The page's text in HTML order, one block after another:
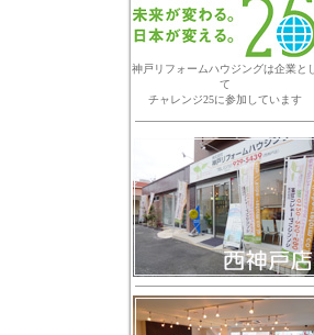
神戸リフォームハウジングは企業とし
て
チャレンジ25に参加しています